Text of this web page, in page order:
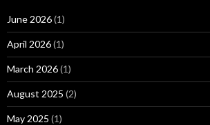
June 2026(1)
April 2026(1)
March 2026(1)
August 2025 (2)
May 2025 (1)